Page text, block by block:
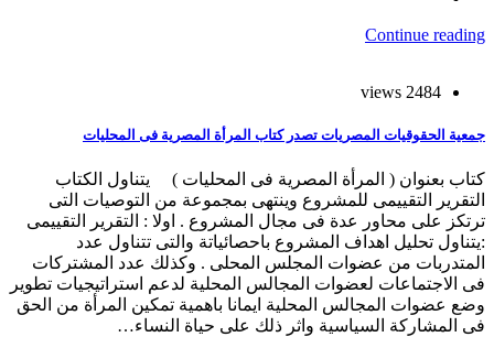
Continue reading
2484 views
جمعية الحقوقيات المصريات تصدر كتاب المرأة المصرية فى المحليات
كتاب بعنوان ( المرأة المصرية فى المحليات ) يتناول الكتاب
التقرير التقييمى للمشروع وينتهى بمجموعة من التوصيات التى
ترتكز على محاور عدة فى مجال المشروع . اولا : التقرير التقييمى
:يتناول تحليل اهداف المشروع باحصائياتة والتى تتناول عدد
المتدربات من عضوات المجلس المحلى . وكذلك عدد المشتركات
فى الاجتماعات لعضوات المجالس المحلية لدعم استراتيجيات تطوير
وضع عضوات المجالس المحلية ايمانا باهمية تمكين المرأة من الحق
فى المشاركة السياسية واثر ذلك على حياة النساء…